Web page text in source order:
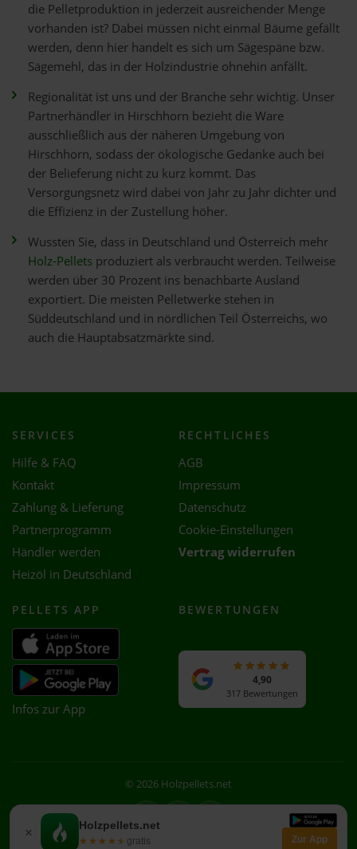
die Pelletproduktion in jederzeit ausreichender Menge
vorhanden ist? Dabei müssen nicht einmal Bäume gefällt
werden, denn hier handelt es sich um Sägespäne bzw.
Sägemehl, das in der Holzindustrie ohnehin anfällt.
Regionalität ist uns und der Branche sehr wichtig. Unser
Partnerhändler in Hirschhorn bezieht die Ware
ausschließlich aus der näheren Umgebung von
Hirschhorn, sodass der ökologische Gedanke auch bei
der Belieferung nicht zu kurz kommt. Das
Versorgungsnetz wird dabei von Jahr zu Jahr dichter und
die Effizienz in der Zustellung höher.
Wussten Sie, dass in Deutschland und Österreich mehr
Holz-Pellets produziert als verbraucht werden. Teilweise
werden über 30 Prozent ins benachbarte Ausland
exportiert. Die meisten Pelletwerke stehen in
Süddeutschland und in nördlichen Teil Österreichs, wo
auch die Hauptabsatzmärkte sind.
× Holzpellets.net
★★★★★
★★★★★ gratis Zur App
SERVICES
Hilfe & FAQ
Kontakt
Zahlung & Lieferung
Partnerprogramm
Händler werden
Heizöl in Deutschland
RECHTLICHES
AGB
Impressum
Datenschutz
Cookie-Einstellungen
Vertrag widerrufen
PELLETS APP
Infos zur App
BEWERTUNGEN
4,90
317 Bewertungen
© 2026 Holzpellets.net
Facebook